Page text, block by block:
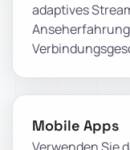
adaptives
Mobile Apps